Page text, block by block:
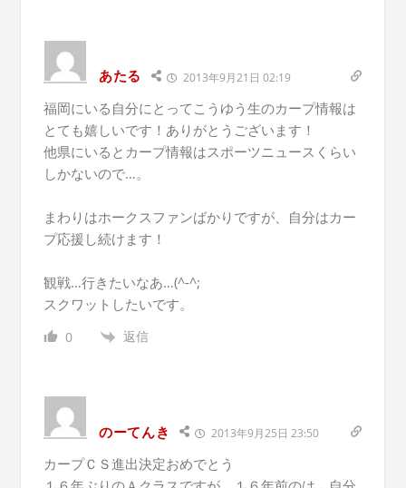
あたる 2013年9月21日 02:19
福岡にいる自分にとってこうゆう生のカープ情報は
とても嬉しいです！ありがとうございます！
他県にいるとカープ情報はスポーツニュースくらい
しかないので…。
まわりはホークスファンばかりですが、自分はカー
プ応援し続けます！
観戦…行きたいなあ…(^-^;
スクワットしたいです。
0 返信
のーてんき 2013年9月25日 23:50
カープＣＳ進出決定おめでとう